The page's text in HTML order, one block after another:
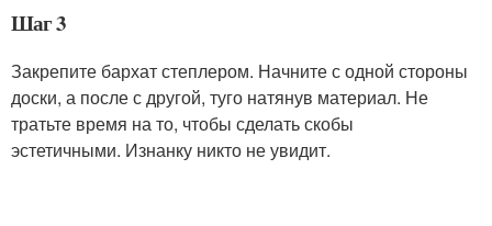
Шаг 3
Закрепите бархат степлером. Начните с одной стороны
доски, а после с другой, туго натянув материал. Не
тратьте время на то, чтобы сделать скобы
эстетичными. Изнанку никто не увидит.